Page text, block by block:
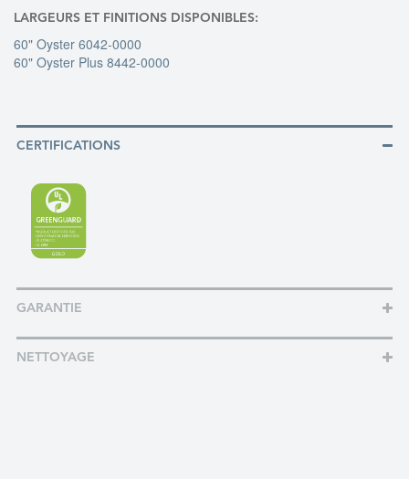
LARGEURS ET FINITIONS DISPONIBLES:
60" Oyster 6042-0000
60" Oyster Plus 8442-0000
CERTIFICATIONS
GARANTIE
NETTOYAGE